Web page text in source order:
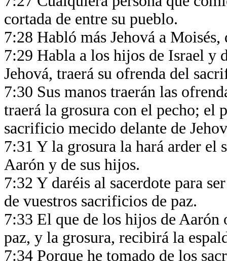
cortada de entre su pueblo.
7:28 Habló más Jehová a
7:29 Habla a los hijos de Israel y
Jehová, traerá su ofrenda del
7:30 Sus manos traerán las
traerá la grosura con el pecho; el
sacrificio mecido delante de
7:31 Y la grosura la hará arder el
Aarón y de sus hijos.
7:32 Y daréis al sacerdote para
de vuestros sacrificios de paz.
7:33 El que de los hijos de
paz, y la grosura, recibirá la
7:34 Porque he tomado de los